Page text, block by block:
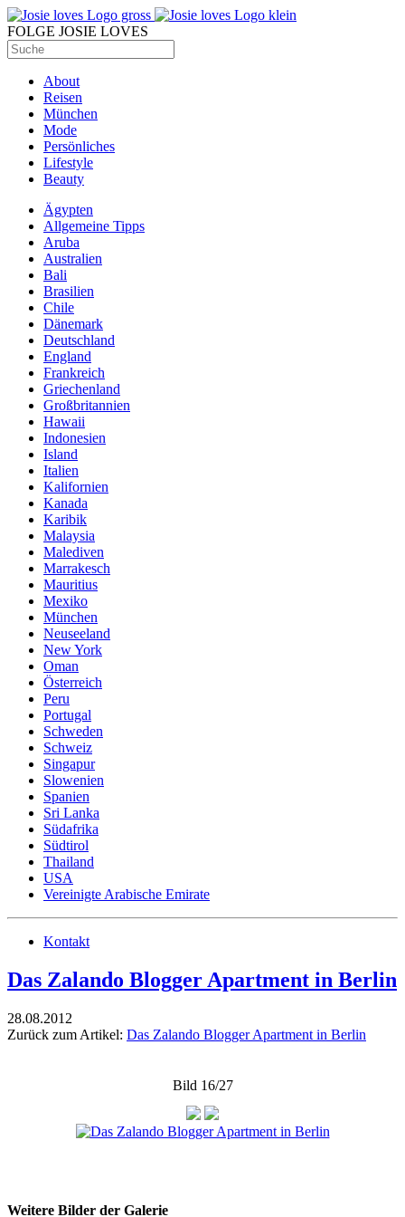
FOLGE JOSIE LOVES
About
Reisen
München
Mode
Persönliches
Lifestyle
Beauty
Ägypten
Allgemeine Tipps
Aruba
Australien
Bali
Brasilien
Chile
Dänemark
Deutschland
England
Frankreich
Griechenland
Großbritannien
Hawaii
Indonesien
Island
Italien
Kalifornien
Kanada
Karibik
Malaysia
Malediven
Marrakesch
Mauritius
Mexiko
München
Neuseeland
New York
Oman
Österreich
Peru
Portugal
Schweden
Schweiz
Singapur
Slowenien
Spanien
Sri Lanka
Südafrika
Südtirol
Thailand
USA
Vereinigte Arabische Emirate
Kontakt
Das Zalando Blogger Apartment in Berlin
28.08.2012
Zurück zum Artikel: Das Zalando Blogger Apartment in Berlin
Bild 16/27
Weitere Bilder der Galerie